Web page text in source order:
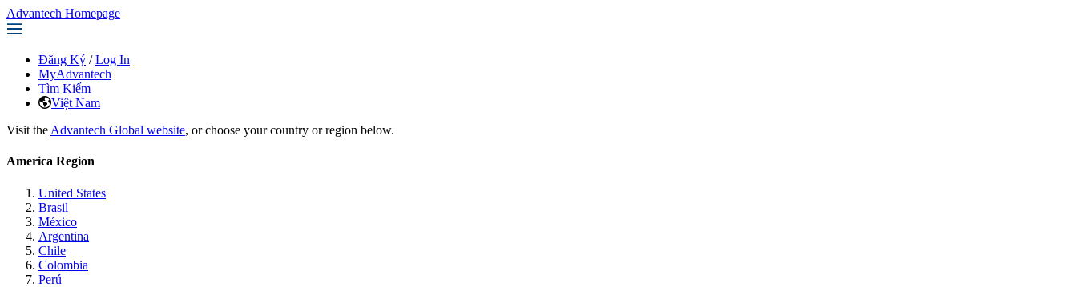
Advantech Homepage
Đăng Ký / Log In
MyAdvantech
Tìm Kiếm
Việt Nam
Visit the Advantech Global website, or choose your country or region below.
America Region
United States
Brasil
México
Argentina
Chile
Colombia
Perú